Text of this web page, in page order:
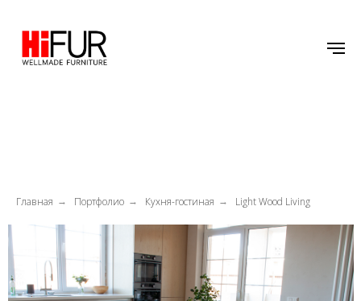
Главная → Портфолио → Кухня-гостиная → Light Wood Living